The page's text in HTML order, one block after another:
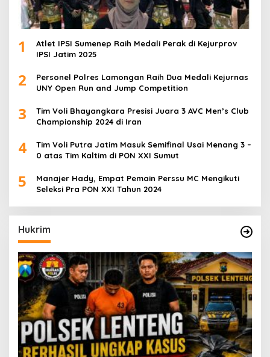
1
Atlet IPSI Sumenep Raih Medali Perak di Kejurprov
IPSI Jatim 2025
2
Personel Polres Lamongan Raih Dua Medali Kejurnas
UNY Open Run and Jump Competition
3
Tim Voli Bhayangkara Presisi Juara 3 AVC Men’s Club
Championship 2024 di Iran
4
Tim Voli Putra Jatim Masuk Semifinal Usai Menang 3 –
0 atas Tim Kaltim di PON XXI Sumut
5
Manajer Hady, Empat Pemain Perssu MC Mengikuti
Seleksi Pra PON XXI Tahun 2024
Hukrim